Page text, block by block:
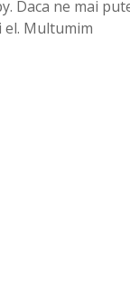
Daca ne mai
el. Multumim